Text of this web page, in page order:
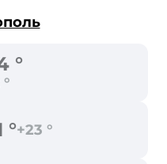
°
°+23 °